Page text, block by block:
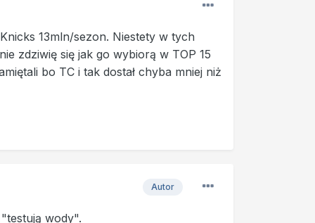
13mln/sezon. Niestety w tych
zdziwię się jak go wybiorą w TOP 15
bo TC i tak dostał chyba mniej niż
Autor
wody".